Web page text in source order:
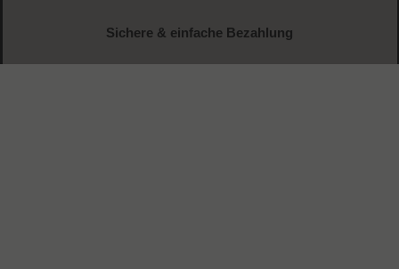
Sichere & einfache Bezahlung